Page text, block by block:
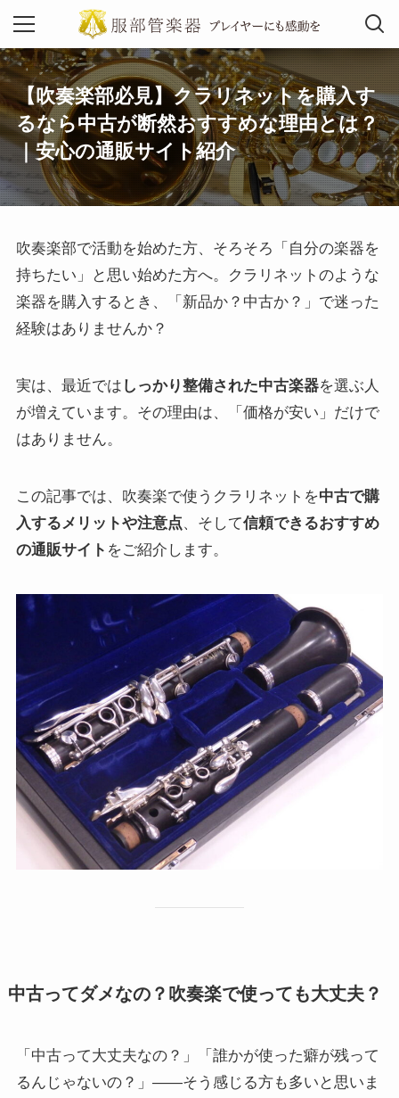
MENU
【吹奏楽部必見】クラリネットを購入す
るなら中古が断然おすすめな理由とは？
｜安心の通販サイト紹介
吹奏楽部で活動を始めた方、そろそろ「自分の楽器を
持ちたい」と思い始めた方へ。クラリネットのような
楽器を購入するとき、「新品か？中古か？」で迷った
経験はありませんか？
実は、最近では しっかり整備された中古楽器を選ぶ人
が増えています。その理由は、「価格が安い」だけで
はありません。
この記事では、吹奏楽で使うクラリネットを中古で購
入するメリットや注意点、そして信頼できるおすすめ
の通販サイト をご紹介します。
中古ってダメなの？吹奏楽で使っても大丈夫？
「中古って大丈夫なの？」「誰かが使った癖が残って
るんじゃないの？」——そう感じる方も多いと思いま